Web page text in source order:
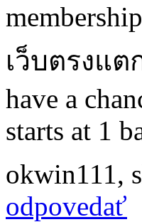
เว็บตรงแต
have a
starts at 1
okwin111,
odpovedať